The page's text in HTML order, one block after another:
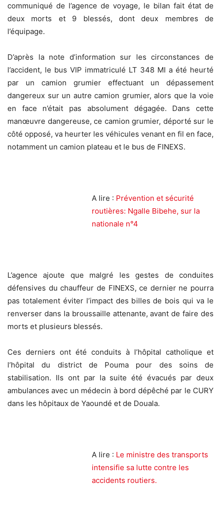
communiqué de l’agence de voyage, le bilan fait état de
deux morts et 9 blessés, dont deux membres de
l’équipage.
D’après la note d’information sur les circonstances de
l’accident, le bus VIP immatriculé LT 348 MI a été heurté
par un camion grumier effectuant un dépassement
dangereux sur un autre camion grumier, alors que la voie
en face n’était pas absolument dégagée. Dans cette
manœuvre dangereuse, ce camion grumier, déporté sur le
côté opposé, va heurter les véhicules venant en fil en face,
notamment un camion plateau et le bus de FINEXS.
A lire : Prévention et sécurité
routières: Ngalle Bibehe, sur la
nationale n°4
L’agence ajoute que malgré les gestes de conduites
défensives du chauffeur de FINEXS, ce dernier ne pourra
pas totalement éviter l’impact des billes de bois qui va le
renverser dans la broussaille attenante, avant de faire des
morts et plusieurs blessés.
Ces derniers ont été conduits à l’hôpital catholique et
l’hôpital du district de Pouma pour des soins de
stabilisation. Ils ont par la suite été évacués par deux
ambulances avec un médecin à bord dépêché par le CURY
dans les hôpitaux de Yaoundé et de Douala.
A lire : Le ministre des transports
intensifie sa lutte contre les
accidents routiers.